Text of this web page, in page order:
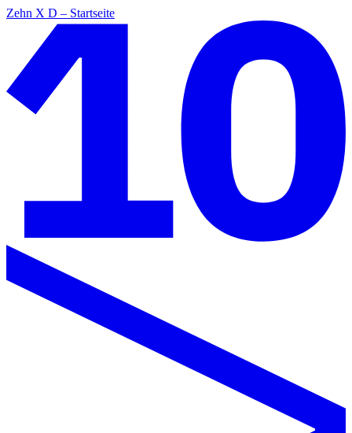
Zehn X D – Startseite